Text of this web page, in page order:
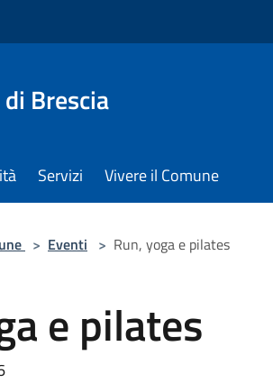
Brescia
Servizi Vivere il Comune
> Eventi > Run, yoga e pilates
e pilates